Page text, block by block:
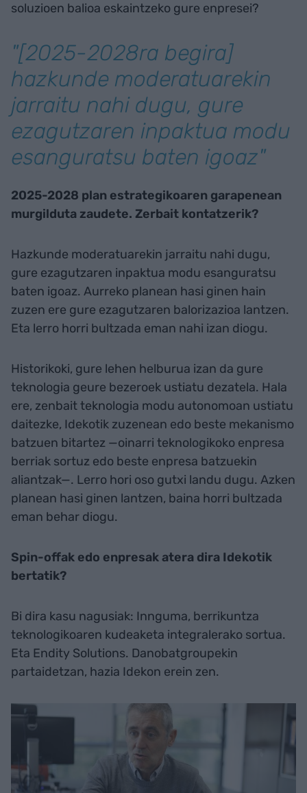
soluzioen balioa eskaintzeko gure enpresei?
"[2025-2028ra begira]
hazkunde moderatuarekin
jarraitu nahi dugu, gure
ezagutzaren inpaktua modu
esanguratsu baten igoaz"
2025-2028 plan estrategikoaren garapenean
murgilduta zaudete. Zerbait kontatzerik?
Hazkunde moderatuarekin jarraitu nahi dugu,
gure ezagutzaren inpaktua modu esanguratsu
baten igoaz. Aurreko planean hasi ginen hain
zuzen ere gure ezagutzaren balorizazioa lantzen.
Eta lerro horri bultzada eman nahi izan diogu.
Historikoki, gure lehen helburua izan da gure
teknologia geure bezeroek ustiatu dezatela. Hala
ere, zenbait teknologia modu autonomoan ustiatu
daitezke, Idekotik zuzenean edo beste mekanismo
batzuen bitartez —oinarri teknologikoko enpresa
berriak sortuz edo beste enpresa batzuekin
aliantzak—. Lerro hori oso gutxi landu dugu. Azken
planean hasi ginen lantzen, baina horri bultzada
eman behar diogu.
Spin-offak edo enpresak atera dira Idekotik
bertatik?
Bi dira kasu nagusiak: Innguma, berrikuntza
teknologikoaren kudeaketa integralerako sortua.
Eta Endity Solutions. Danobatgroupekin
partaidetzan, hazia Idekon erein zen.